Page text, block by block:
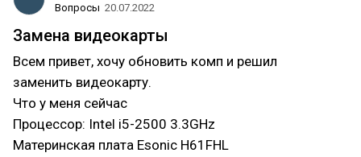
Вопросы 20.07.2022
Замена видеокарты
Всем привет, хочу обновить комп и решил
заменить видеокарту.
Что у меня сейчас
Процессор: Intel i5-2500 3.3GHz
Материнская плата Esonic H61FHL